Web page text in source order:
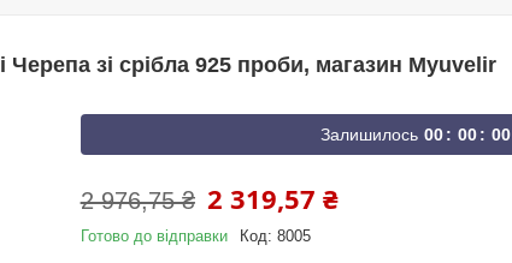
Черепа зі срібла 925 проби, магазин Myuvelir
Залишилось 00 00 00
2 976,75 ₴ 2 319,57 ₴
Готово до відправки Код: 8005